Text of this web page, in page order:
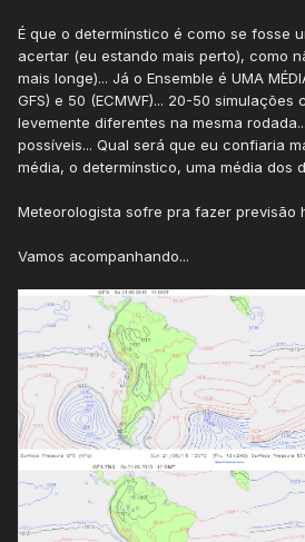
É que o determínstico é como se fosse
acertar (eu estando mais perto), como
mais longe)... Já o Ensemble é UMA
GFS) e 50 (ECMWF)... 20-50 simulações
levemente diferentes na mesma
possíveis... Qual será que eu confiaria
média, o determínstico, uma média dos
Meteorologista sofre pra fazer previsão
Vamos acompanhando...